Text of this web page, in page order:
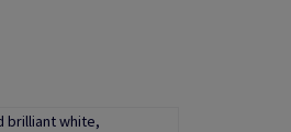
brilliant white,